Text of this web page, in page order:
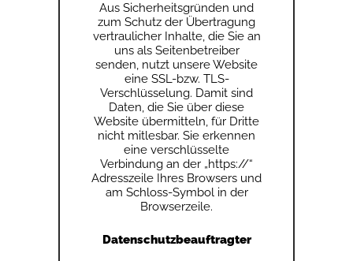
Aus Sicherheitsgründen und
zum Schutz der Übertragung
vertraulicher Inhalte, die Sie an
uns als Seitenbetreiber
senden, nutzt unsere Website
eine SSL-bzw. TLS-
Verschlüsselung. Damit sind
Daten, die Sie über diese
Website übermitteln, für Dritte
nicht mitlesbar. Sie erkennen
eine verschlüsselte
Verbindung an der „https://“
Adresszeile Ihres Browsers und
am Schloss-Symbol in der
Browserzeile.
Datenschutzbeauftragter